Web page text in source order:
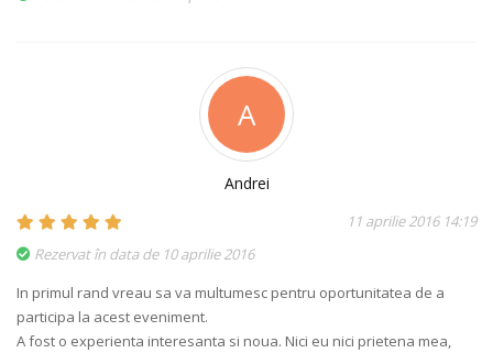
A
Andrei
11 aprilie 2016 14:19
Rezervat în data de 10 aprilie 2016
In primul rand vreau sa va multumesc pentru oportunitatea de a
participa la acest eveniment.
A fost o experienta interesanta si noua. Nici eu nici prietena mea,